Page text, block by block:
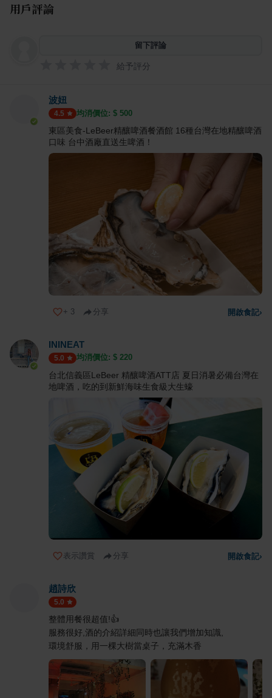
用戶評論
留下評論
給予評分
波妞
4.5 均消價位: $ 500
東區美食-LeBeer精釀啤酒餐酒館 16種台灣在地精釀啤酒
口味 台中酒廠直送生啤酒！
+ 3 分享 開啟食記›
ININEAT
5.0 均消價位: $ 220
台北信義區LeBeer 精釀啤酒ATT店 夏日消暑必備台灣在
地啤酒，吃的到新鮮海味生食級大生蠔
表示讚賞 分享 開啟食記›
趙詩欣
5.0
整體用餐很超值!👍
服務很好,酒的介紹詳細同時也讓我們增加知識,
環境舒服，用一棵大樹當桌子，充滿木香